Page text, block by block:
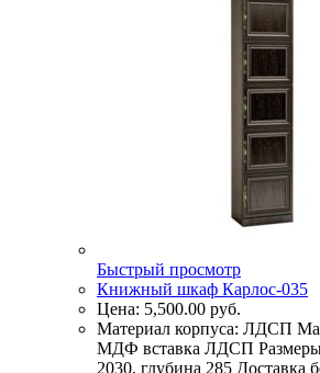
Быстрый просмотр
Книжный шкаф Карлос-035
Цена: 5,500.00 руб.
Материал корпуса: ЛДСП
МДФ вставка ЛДСП
2030, глубина 285 Доставка